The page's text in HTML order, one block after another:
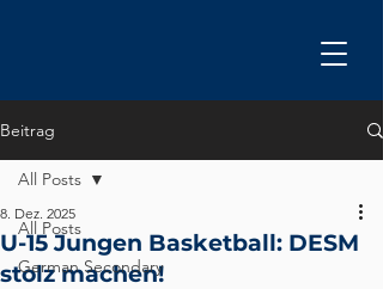
Beitrag
All Posts
German Secondary
All Posts
U-15 Jungen Basketball: DESM
stolz machen!
8. Dez. 2025